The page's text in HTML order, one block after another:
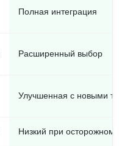
Полная интеграция
Расширенный выбор
Улучшенная с новыми
Низкий при осторожном